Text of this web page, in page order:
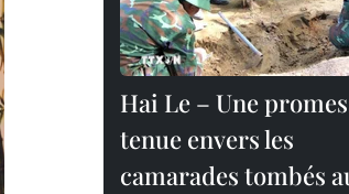
Hai Le – Une
tenue envers les
camarades tombés